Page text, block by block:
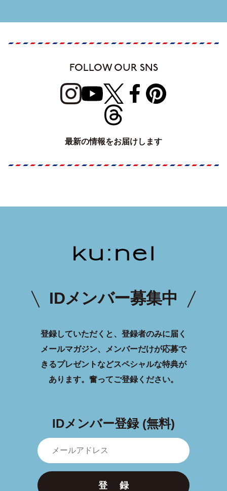
FOLLOW OUR SNS
最新の情報をお届けします
IDメンバー募集中
登録していただくと、登録者のみに届く
メールマガジン、メンバーだけが応募で
きるプレゼントなどスペシャルな特典が
あります。 奮ってご登録ください。
IDメンバー登録 (無料)
登 録